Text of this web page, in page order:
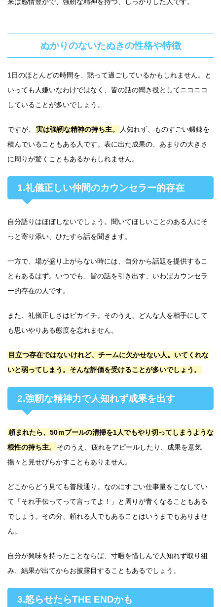
ぬかりのないたぬきの性格や特徴
1日のほとんどの時間を、黙って過ごしているかもしれません。と
いっても人嫌いなわけではなく、皆の話の聞き役としてニコニコ
していることが多いでしょう。
ですが、 実は強靭な精神の持ち主。
人知れず、ものすごい鍛錬を
積んでいることもある人です。表に出た成果の、あまりの大きさ
に周りが驚くこともあるかもしれません。
1.礼儀正しい仲間のカウンセラー的存在
自分語りはほぼしないでしょう。聞いてほしいことのある人にそ
っと寄り添い、ひたすら話を聞きます。
一方で、場が盛り上がらない時には、自分から話題を提供するこ
ともあるはず。いつでも、皆の話を引き出す、いわばカウンセラ
ー的存在の人です。
また、礼儀正しさはピカイチ。そのうえ、どんな人を相手にして
も思いやりある態度を忘れません。
目立つ存在ではないけれど、チームに欠かせない人。いてくれな
いと弱ってしまう。そんな評価を受けることが多いでしょう。
2.強靭な精神力で人知れず成果を出す
頼まれたら、50ｍプールの清掃を1人でもやり切ってしまうような
根性の持ち主。
そのうえ、疲れをアピールしたり、成果を意気
揚々と見せびらかすこともありません。
どこからどう見ても普段通り。なのにすごい仕事量をこなしてい
て「それ手伝ってって言ってよ！」と周りが青くなることもある
でしょう。その分、頼れる人でもあることはいうまでもありませ
ん。
自分が興味を持ったことならば、寸暇を惜しんで人知れず取り組
み、結果が出てからお披露目することもあるでしょう。
3.怒らせたらTHE ENDかも